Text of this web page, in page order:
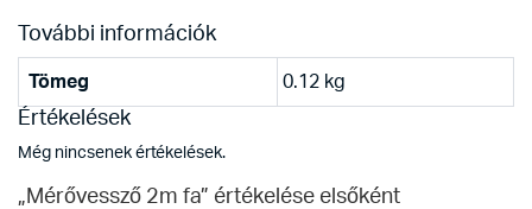
További információk
Tömeg 0.12 kg
Értékelések
Még nincsenek értékelések.
„Mérővessző 2m fa” értékelése elsőként